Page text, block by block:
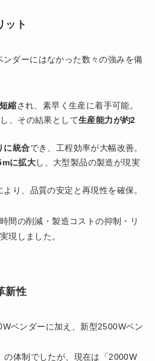
ット
ダーにはなかった数々の強みを備
縮され、素早く生産に着手可能。
、その結果として生産能力が約2
に統合でき、工程効率が大幅改善。
に拡大し、大型製品の製造が現実
より、品質の安定と再現性を確保。
間の削減・製造コストの抑制・リ
現しました。
新性
ベンダーに加え、新型2500Wベン
体制でしたが、現在は「2000W